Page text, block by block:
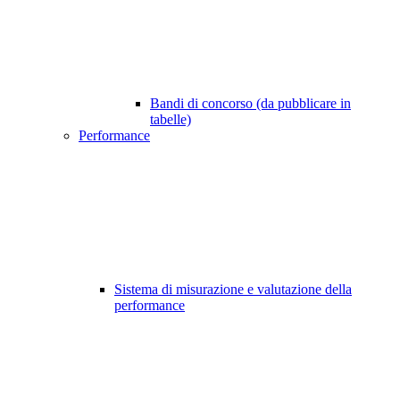
Bandi di concorso (da pubblicare in
tabelle)
Performance
Sistema di misurazione e valutazione della
performance